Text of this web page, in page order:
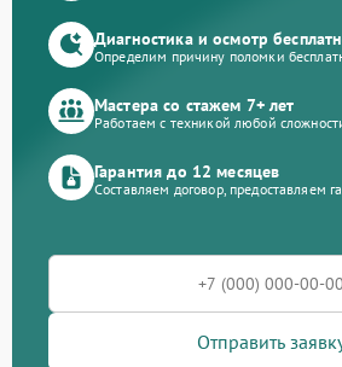
Диагностика и осмотр
Определим причину поломки
Мастера со стажем 7+ лет
Работаем с техникой любой
Гарантия до 12 месяцев
Составляем договор, предоставляем
Отправить